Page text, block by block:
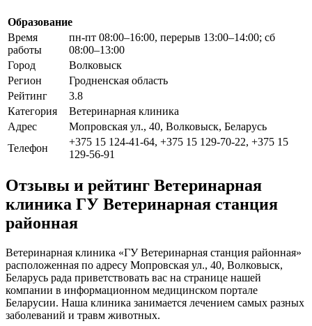
Образование
Время
работы
пн-пт 08:00–16:00, перерыв 13:00–14:00; сб
08:00–13:00
Город
Волковыск
Регион
Гродненская область
Рейтинг
3.8
Категория
Ветеринарная клиника
Адрес
Мопровская ул., 40, Волковыск, Беларусь
Телефон
+375 15 124-41-64, +375 15 129-70-22, +375 15
129-56-91
Отзывы и рейтинг Ветеринарная
клиника ГУ Ветеринарная станция
районная
Ветеринарная клиника «ГУ Ветеринарная станция районная»
расположенная по адресу Мопровская ул., 40, Волковыск,
Беларусь рада приветствовать вас на странице нашей
компании в информационном медицинском портале
Беларусии. Наша клиника занимается лечением самых разных
заболеваний и травм животных.